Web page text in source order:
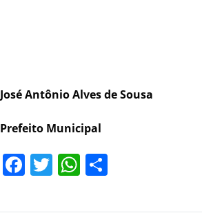
José Antônio Alves de Sousa
Prefeito Municipal
Facebook
TwitterWhatsApp